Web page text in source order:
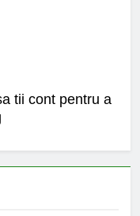
tii cont pentru a